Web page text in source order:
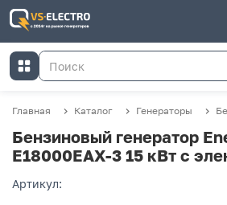
Главная Каталог Генераторы
Бензиновый генератор
E18000EAX-3 15 кВт с
Артикул: